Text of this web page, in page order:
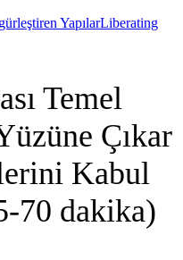
YapılarLiberating
Temel
Çıkar
Kabul
70 dakika)